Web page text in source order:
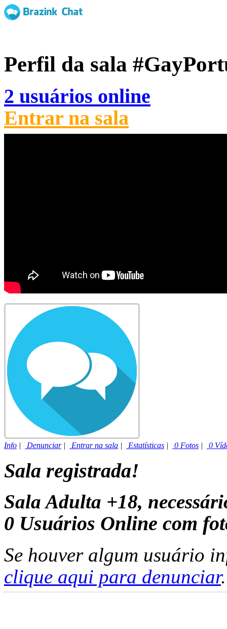
Perfil da sala
2 usuários online
Entrar na sala
Info | Denunciar| Entrar na sala | Estatísticas | 0 Fotos | 0
Sala registrada!
Sala Adulta +18,
0 Usuários Online com
Se houver algum usuário
clique aqui para denunciar.